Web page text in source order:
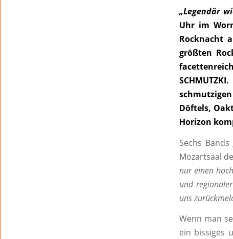
„Legendär
Uhr im
Rocknacht
größten
Döftels,
Horizon
Sechs
Mozartsaal
nur einen
und
uns
Wenn man
ein bissiges